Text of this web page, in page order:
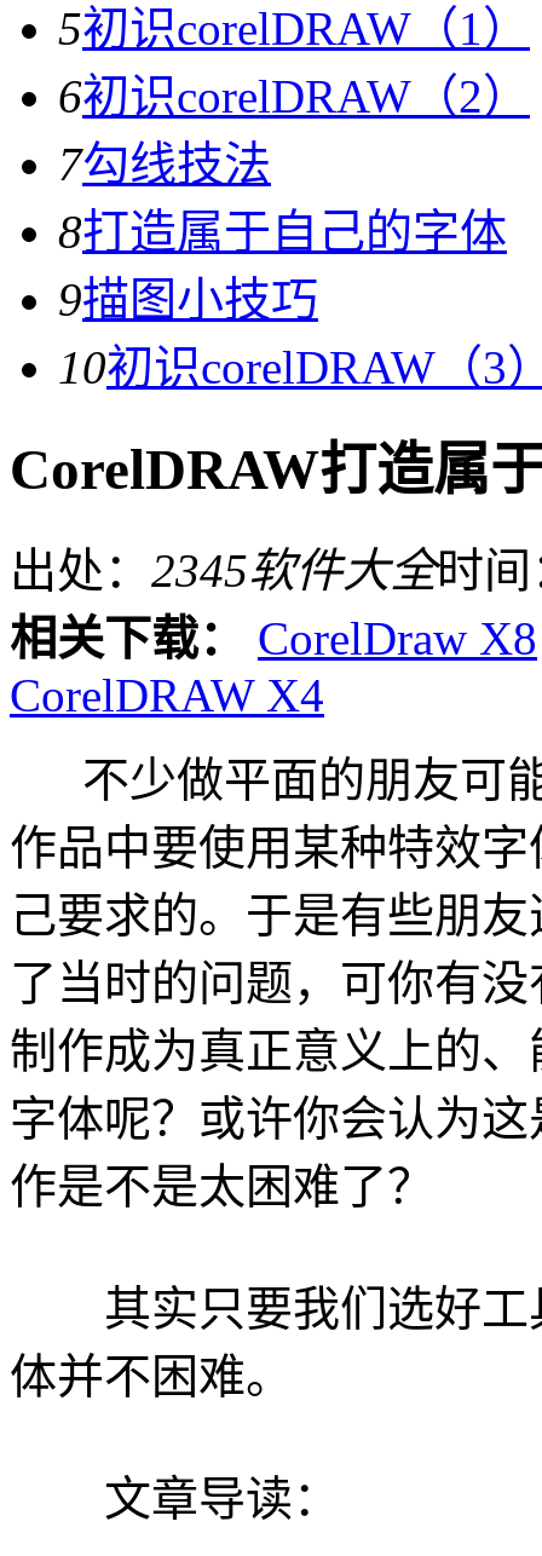
5初识corelDRAW（1）
6初识corelDRAW（2）
7勾线技法
8打造属于自己的字体
9描图小技巧
10初识corelDRAW（3
CorelDRAW打造属
出处： 2345软件大全时间
相关下载：
CorelDraw X8
CorelDRAW X4
不少做平面的朋友可
作品中要使用某种特效
己要求的。于是有些朋
了当时的问题，可你有
制作成为真正意义上的
字体呢？或许你会认为
作是不是太困难了？
其实只要我们选好工
体并不困难。
文章导读：